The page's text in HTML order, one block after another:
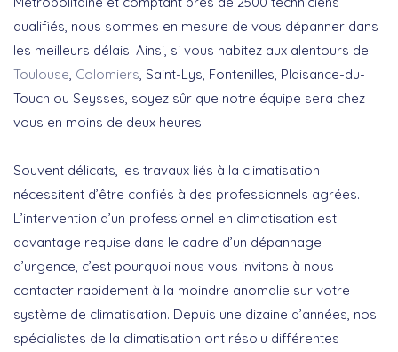
qualifiés, nous sommes en mesure de vous dépanner dans
les meilleurs délais. Ainsi, si vous habitez aux alentours de
Toulouse Colomiers , Saint-Lys, Fontenilles, Plaisance-du-
Touch ou Seysses, soyez sûr que notre équipe sera chez
vous en moins de deux heures.
Souvent délicats, les travaux liés à la climatisation
nécessitent d’être confiés à des professionnels agrées.
L’intervention d’un professionnel en climatisation est
davantage requise dans le cadre d’un dépannage
d’urgence, c’est pourquoi nous vous invitons à nous
contacter rapidement à la moindre anomalie sur votre
système de climatisation. Depuis une dizaine d’années, nos
spécialistes de la climatisation ont résolu différentes